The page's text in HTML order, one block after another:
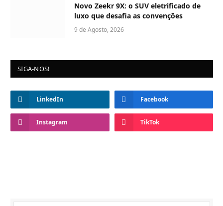
Novo Zeekr 9X: o SUV eletrificado de
luxo que desafia as convenções
9 de Agosto, 2026
SIGA-NOS!
LinkedIn Facebook
Instagram TikTok